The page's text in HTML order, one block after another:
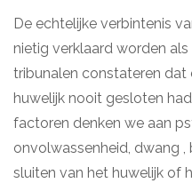
De echtelijke verbintenis
nietig verklaard worden
tribunalen constateren
huwelijk nooit gesloten
factoren denken we aan
onvolwassenheid, dwang ,
sluiten van het huwelijk of